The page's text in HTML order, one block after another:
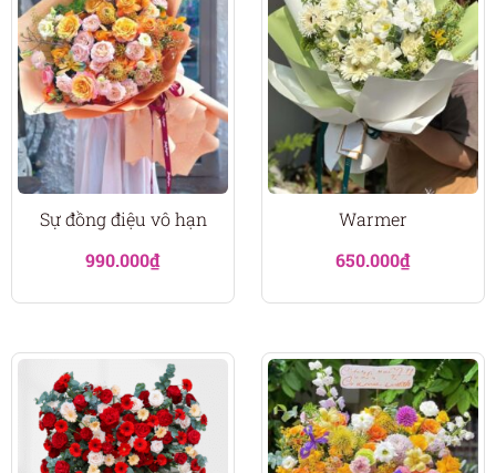
Sự đồng điệu vô hạn
990.000₫
Warmer
650.000₫